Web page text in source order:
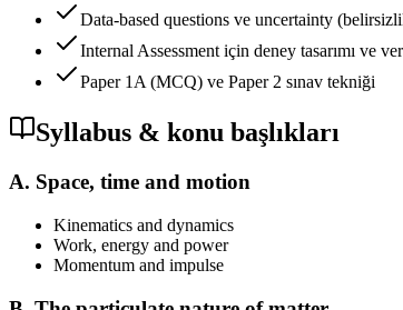
Data-based questions ve uncertainty
Internal Assessment için deney tasarımı ve
Paper 1A (MCQ) ve Paper 2 sınav tekniği
Syllabus & konu başlıkları
A. Space, time and motion
Kinematics and dynamics
Work, energy and power
Momentum and impulse